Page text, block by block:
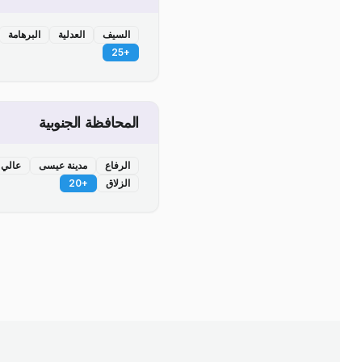
السيف العدلية البرهامة
+
25
المحافظة الجنوبية
الرفاع مدينة عيسى
عالي
الزلاق
+
20